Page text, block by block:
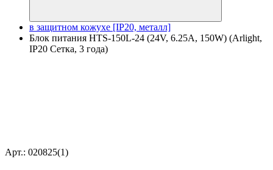
в защитном кожухе [IP20, металл]
Блок питания HTS-150L-24 (24V, 6.25A, 150W) (Arlight,
IP20 Сетка, 3 года)
Арт.: 020825(1)